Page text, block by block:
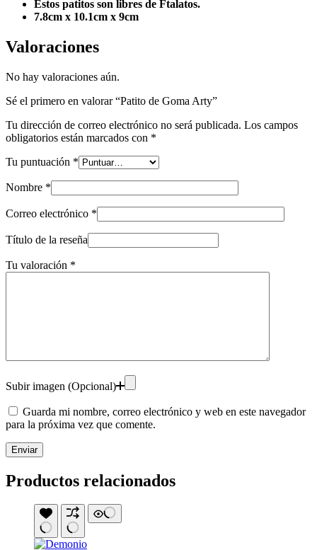
Estos patitos son libres de Ftalatos.
7.8cm x 10.1cm x 9cm
Valoraciones
No hay valoraciones aún.
Sé el primero en valorar “Patito de Goma Arty”
Tu dirección de correo electrónico no será publicada. Los campos
obligatorios están marcados con *
Tu puntuación *
Nombre *
Correo electrónico *
Título de la reseña
Tu valoración *
Subir imagen (Opcional)
Guarda mi nombre, correo electrónico y web en este navegador
para la próxima vez que comente.
Enviar
Productos relacionados